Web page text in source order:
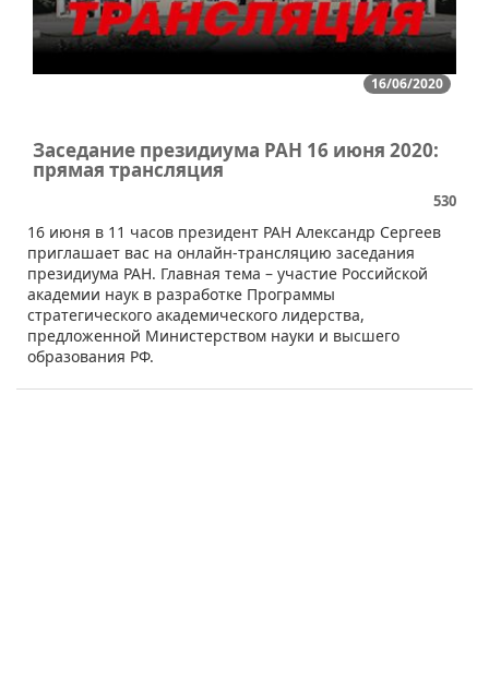
16/06/2020
Заседание президиума РАН 16 июня 2020:
прямая трансляция
530
​​​​16 июня в 11 часов президент РАН Александр Сергеев
приглашает вас на онлайн-трансляцию заседания
президиума РАН. Главная тема – участие Российской
академии наук в разработке Программы
стратегического академического лидерства,
предложенной Министерством науки и высшего
образования РФ.